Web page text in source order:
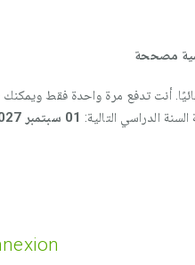
مصححة
أنت تدفع مرة واحدة فقط
الدراسي التالية: 01 سبتمبر 2027